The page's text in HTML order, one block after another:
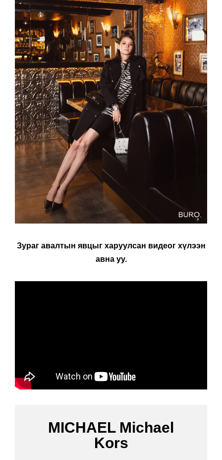
Зураг авалтын явцыг харуулсан видеог хүлээн
авна уу.
MICHAEL Michael
Kors